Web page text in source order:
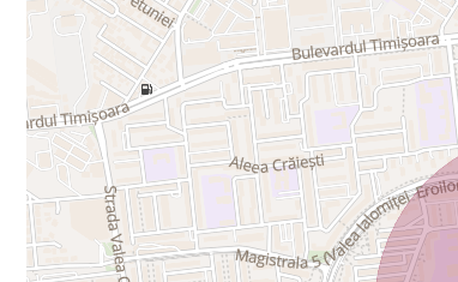
Conform releveului (vedeţi fotografie extras
- suprafaţa utilă este de 76,77 m2
- suprafaţa totală utilăâ€“ suprafaţa utilă plus
Încălzirea se face prin calorifere în sistem de
Podele â€“ parchet din stejar masiv, iar în
Pereţii â€“ apartamentul este tencuit şi
După 1990 succesiv apartamentul a fost